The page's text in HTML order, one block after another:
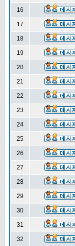
16
17
18
19
20
21
22
23
24
25
26
27
28
29
30
31
32